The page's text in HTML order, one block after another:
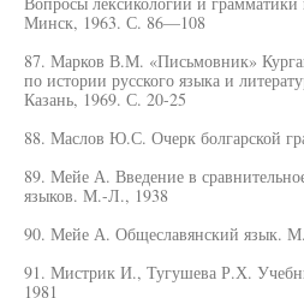
Минск, 1963. С. 86—108
87. Марков В.М. «Письмовник»
по истории русского языка и
Казань, 1969. С. 20-25
88. Маслов Ю.С. Очерк болгарской
89. Мейе А. Введение в
языков. М.-Л., 1938
90. Мейе А. Общеславянский язык.
91. Мистрик И., Тугушева Р.Х.
1981